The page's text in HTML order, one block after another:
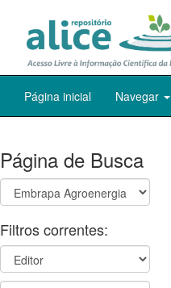
Página inicial Navegar
Página de Busca
Filtros correntes: